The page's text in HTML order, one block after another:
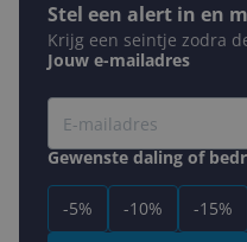
Stel een alert in en
Krijg een seintje zodra
Jouw e-mailadres
Gewenste daling of
-5% -10% -15%